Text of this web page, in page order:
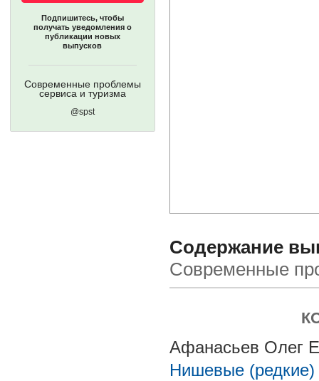
Подпишитесь, чтобы
получать уведомления о
публикации новых
выпусков
Современные проблемы
сервиса и туризма
@spst
Содержание
Современные
Афанасьев Олег
Нишевые